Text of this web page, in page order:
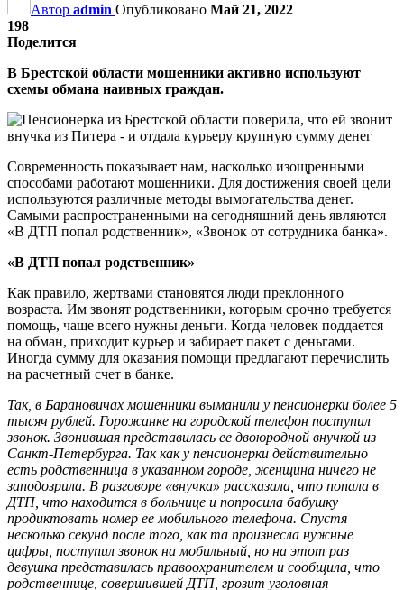
Автор admin Опубликовано Май 21, 2022
198
Поделится
В Брестской области мошенники активно используют
схемы обмана наивных граждан.
Современность показывает нам, насколько изощренными
способами работают мошенники. Для достижения своей цели
используются различные методы вымогательства денег.
Самыми распространенными на сегодняшний день являются
«В ДТП попал родственник», «Звонок от сотрудника банка».
«В ДТП попал родственник»
Как правило, жертвами становятся люди преклонного
возраста. Им звонят родственники, которым срочно требуется
помощь, чаще всего нужны деньги. Когда человек поддается
на обман, приходит курьер и забирает пакет с деньгами.
Иногда сумму для оказания помощи предлагают перечислить
на расчетный счет в банке.
Так, в Барановичах мошенники выманили у пенсионерки более 5
тысяч рублей. Горожанке на городской телефон поступил
звонок. Звонившая представилась ее двоюродной внучкой из
Санкт-Петербурга. Так как у пенсионерки действительно
есть родственница в указанном городе, женщина ничего не
заподозрила. В разговоре «внучка» рассказала, что попала в
ДТП, что находится в больнице и попросила бабушку
продиктовать номер ее мобильного телефона. Спустя
несколько секунд после того, как та произнесла нужные
цифры, поступил звонок на мобильный, но на этот раз
девушка представилась правоохранителем и сообщила, что
родственнице, совершившей ДТП, грозит уголовная